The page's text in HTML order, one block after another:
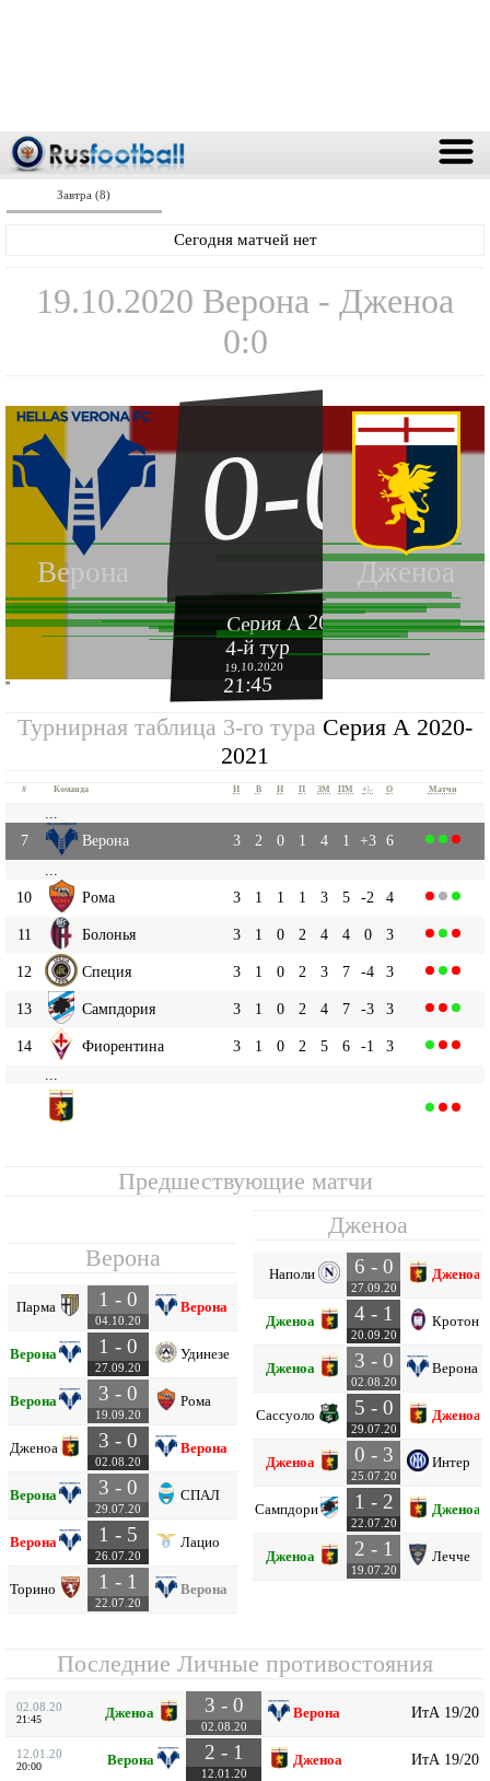
Завтра (8)
Сегодня матчей нет
19.10.2020 Верона - Дженоа
0:0
Верона Дженоа
0-0
Серия А 2020-2021
4-й тур
19.10.2020
21:45
''
Турнирная таблица 3-го тура Серия А 2020-
2021
# Команда И В Н П ЗМ ПМ +|- О Матчи
7
Верона 3 2 0 1 4 1 +3 6
10
Рома 3 1 1 1 3 5 -2 4
11 Болонья 3 1 0 2 4 4 0 3
12 Специя 3 1 0 2 3 7 -4 3
13 Сампдория 3 1 0 2 4 7 -3 3
14 Фиорентина 3 1 0 2 5 6 -1
3
Предшествующие матчи
Верона
Парма 1 - 0
04.10.20
Верона
Верона 1 - 0
27.09.20
Удинезе
Верона 3 - 0
19.09.20
Рома
Дженоа 3 - 0
02.08.20
Верона
Верона 3 - 0
29.07.20
СПАЛ
Верона 1 - 5
26.07.20
Лацио
Торино 1 - 1
22.07.20
Верона
Дженоа
Наполи 6 - 0
27.09.20
Дженоа
Дженоа 4 - 1
20.09.20
Кротоне
Дженоа 3 - 0
02.08.20
Верона
Сассуоло 5 - 0
29.07.20
Дженоа
Дженоа 0 - 3
25.07.20
Интер
Сампдория 1 - 2
22.07.20
Дженоа
Дженоа 2 - 1
19.07.20
Лечче
Последние Личные противостояния
02.08.20
21:45 Дженоа 3 - 0
02.08.20
Верона ИтА 19/20
12.01.20
20:00 Верона 2 - 1
12.01.20
Дженоа ИтА 19/20